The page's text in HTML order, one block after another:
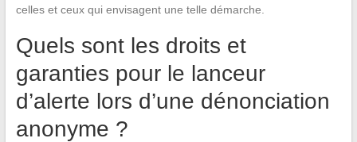
celles et ceux qui envisagent une telle démarche.
Quels sont les droits et
garanties pour le lanceur
d’alerte lors d’une dénonciation
anonyme ?